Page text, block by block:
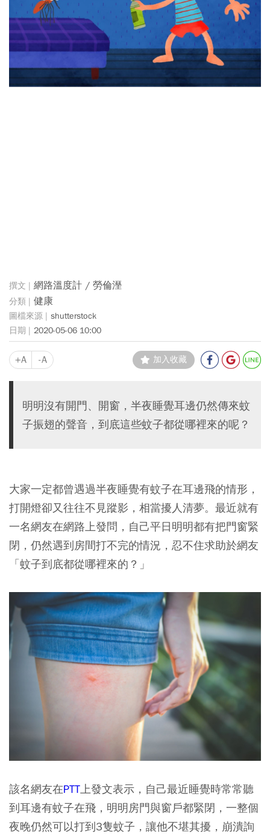
網路溫度計 / 勞倫溼
健康
shutterstock
2020-05-06 10:00
+A -A 加入收藏
明明沒有開門、開窗，半夜睡覺耳邊仍然傳來蚊
子振翅的聲音，到底這些蚊子都從哪裡來的呢？
大家一定都曾遇過半夜睡覺有蚊子在耳邊飛的情形，
打開燈卻又往往不見蹤影，相當擾人清夢。最近就有
一名網友在網路上發問，自己平日明明都有把門窗緊
閉，仍然遇到房間打不完的情況，忍不住求助於網友
「蚊子到底都從哪裡來的？」
該名網友在PTT上發文表示，自己最近睡覺時常常聽
到耳邊有蚊子在飛，明明房門與窗戶都緊閉，一整個
夜晚仍然可以打到3隻蚊子，讓他不堪其擾，崩潰詢